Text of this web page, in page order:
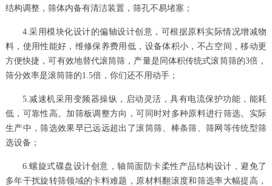
结构调整，筛体内备有清洁装置，筛孔不易堵塞；
4.采用模块化设计的偏轴设计创意，可根据原料实际情况增减物
料，使用性能好，维修保养费用低，设备体积小，不占空间，移动更
方便快捷，可有效地替代滚筒筛，产量是同体积传统式滚筒筛的3倍，
筛分效率是滚筒筛的1.5倍，你们还不用动手；
5.减速机采用变频器操纵，启动灵活，具有电流保护功能，能耗
低，可靠性高。加筛板调整方向，可同时对多种原料进行筛选。实际
生产中，筛选效果早已远远超出了滚筒筛、棒条筛、筛网等传统型筛
选设备；
6.螺旋式碟盘设计创意，轴筒面防卡柔性产品结构设计，避免了
多年干扰旋转筛领域的卡料难题，原材料翻滚度和筛选率大幅提高，